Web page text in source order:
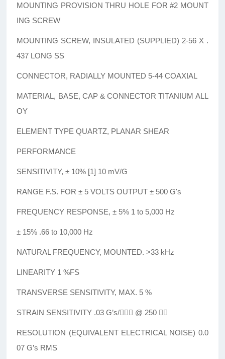
MOUNTING PROVISION THRU HOLE FOR #2 MOUNT
ING SCREW
MOUNTING SCREW, INSULATED (SUPPLIED) 2-56 X .
437 LONG SS
CONNECTOR, RADIALLY MOUNTED 5-44 COAXIAL
MATERIAL, BASE, CAP & CONNECTOR TITANIUM ALL
OY
ELEMENT TYPE QUARTZ, PLANAR SHEAR
PERFORMANCE
SENSITIVITY, ± 10% [1] 10 mV/G
RANGE F.S. FOR ± 5 VOLTS OUTPUT ± 500 G's
FREQUENCY RESPONSE, ± 5% 1 to 5,000 Hz
± 15% .66 to 10,000 Hz
NATURAL FREQUENCY, MOUNTED. >33 kHz
LINEARITY 1 %FS
TRANSVERSE SENSITIVITY, MAX. 5 %
STRAIN SENSITIVITY .03 G’s/ @ 250 
RESOLUTION (EQUIVALENT ELECTRICAL NOISE) 0.0
07 G’s RMS